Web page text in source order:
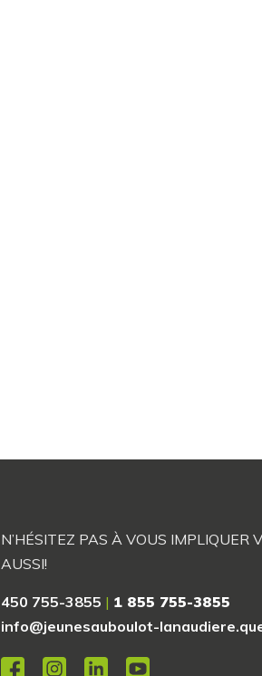
N’HÉSITEZ PAS À VOUS IMPLIQUER
AUSSI!
450 755-3855 | 1 855 755-3855
info@jeunesauboulot-